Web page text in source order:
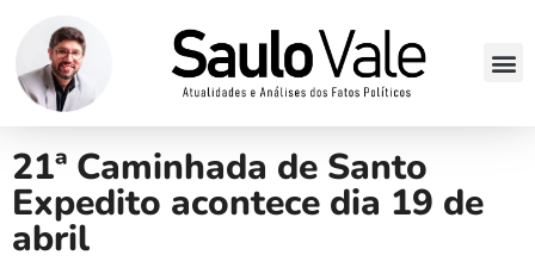
21ª Caminhada de Santo
Expedito acontece dia 19 de
abril